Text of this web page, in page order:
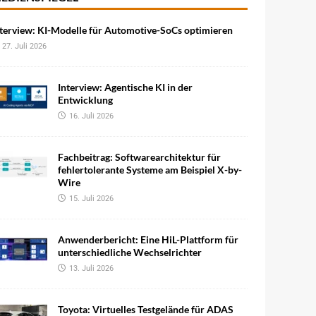
KI-Modelle für Automotive-SoCs optimieren
27. Juli 2026
Interview: Agentische KI in der
Entwicklung
16. Juli 2026
Fachbeitrag: Softwarearchitektur für
fehlertolerante Systeme am Beispiel X-by-
Wire
15. Juli 2026
Anwenderbericht: Eine HiL-Plattform für
unterschiedliche Wechselrichter
13. Juli 2026
Toyota: Virtuelles Testgelände für ADAS